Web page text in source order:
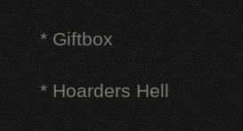
* Giftbox
* Hoarders Hell